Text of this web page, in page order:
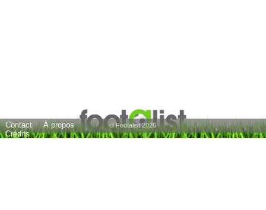
Adlène Guedioura MC 40
Contact
À propos
Crédits
© Footalist 2026